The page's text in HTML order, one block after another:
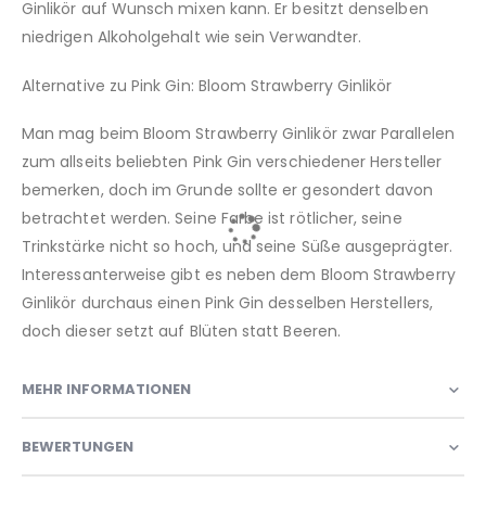
Ginlikör auf Wunsch mixen kann. Er besitzt denselben
niedrigen Alkoholgehalt wie sein Verwandter.
Alternative zu Pink Gin: Bloom Strawberry Ginlikör
Man mag beim Bloom Strawberry Ginlikör zwar Parallelen
zum allseits beliebten Pink Gin verschiedener Hersteller
bemerken, doch im Grunde sollte er gesondert davon
betrachtet werden. Seine Farbe ist rötlicher, seine
Trinkstärke nicht so hoch, und seine Süße ausgeprägter.
Interessanterweise gibt es neben dem Bloom Strawberry
Ginlikör durchaus einen Pink Gin desselben Herstellers,
doch dieser setzt auf Blüten statt Beeren.
MEHR INFORMATIONEN
BEWERTUNGEN